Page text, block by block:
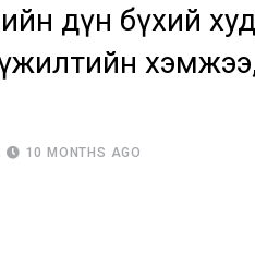
дүн бүхий
10 MONTHS AGO